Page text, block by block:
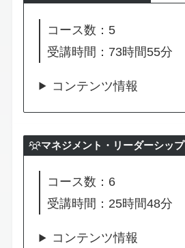
コース数：5
受講時間：73時間55分
コンテンツ情報
マネジメント・リーダーシップ
コース数：6
受講時間：25時間48分
コンテンツ情報